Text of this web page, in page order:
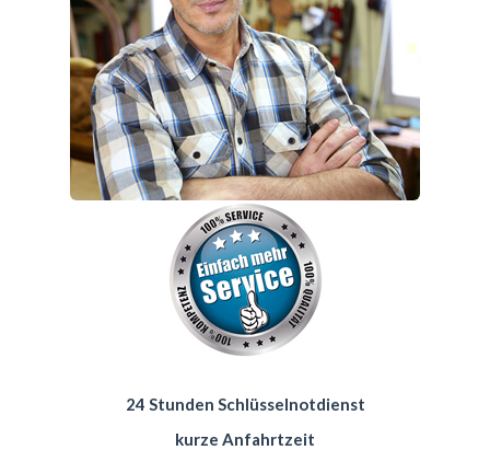
24 Stunden Schlüsselnotdienst
kurze Anfahrtzeit